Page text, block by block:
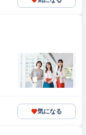
気になる